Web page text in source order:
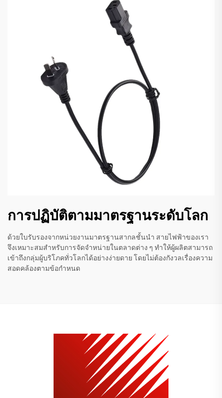
การปฏิบัติตามมาตรฐานระดับโลก
ด้วยใบรับรองจากหน่วยงานมาตรฐานสากลชั้นนำ สายไฟฟ้าของเรา
จึงเหมาะสมสำหรับการจัดจำหน่ายในตลาดต่าง ๆ ทำให้ผู้ผลิตสามารถ
เข้าถึงกลุ่มผู้บริโภคทั่วโลกได้อย่างง่ายดาย โดยไม่ต้องกังวลเรื่องความ
สอดคล้องตามข้อกำหนด